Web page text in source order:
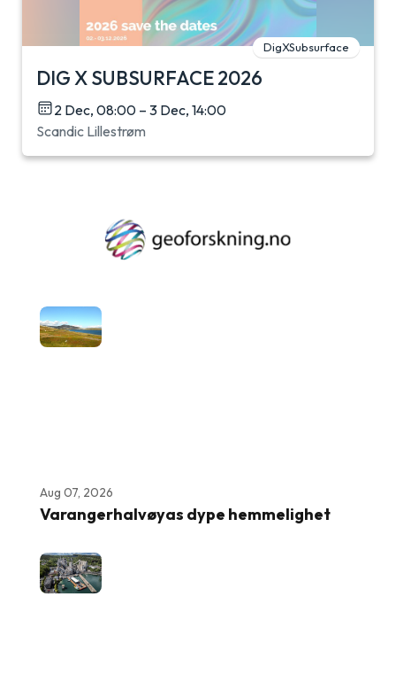
DigXSubsurface
DIG X SUBSURFACE 2026
2 Dec, 08:00 – 3 Dec, 14:00
Scandic Lillestrøm
Aug 07, 2026
Varangerhalvøyas dype hemmelighet